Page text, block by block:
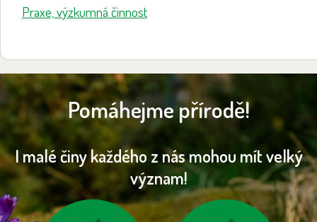
Praxe, výzkumná činnost
Pomáhejme přírodě!
I malé činy každého z nás mohou mít velký
význam!